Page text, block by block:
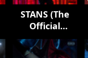
STANS (The
Official
Soundtrack)